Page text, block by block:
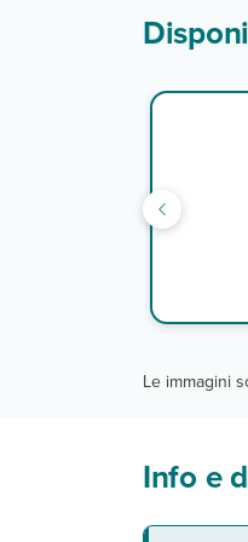
Le immagini
Info e